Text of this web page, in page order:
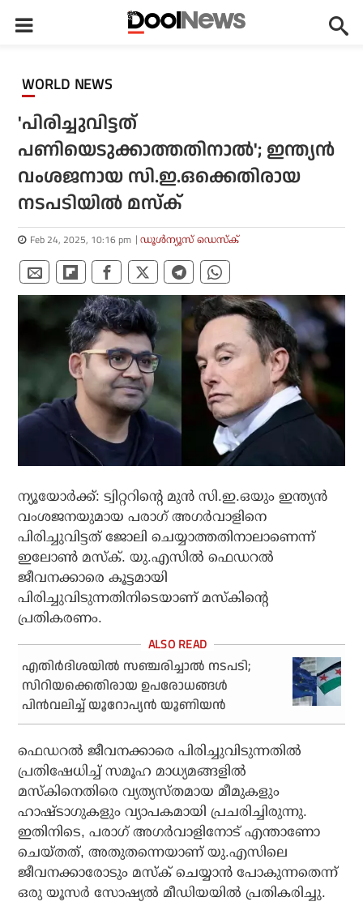
WORLD NEWS
'പിരിച്ചുവിട്ടത്
പണിയെടുക്കാത്തതിനാല്‍'; ഇന്ത്യന്‍
വംശജനായ സി.ഇ.ഒക്കെതിരായ
നടപടിയില്‍ മസ്‌ക്
Feb 24, 2025, 10:16 pm ഡൂള്‍ന്യൂസ് ഡെസ്‌ക്
ന്യൂയോര്‍ക്ക്: ട്വിറ്ററിന്റെ മുന്‍ സി.ഇ.ഒയും ഇന്ത്യന്‍
വംശജനയുമായ പരാഗ് അഗര്‍വാളിനെ
പിരിച്ചുവിട്ടത് ജോലി ചെയ്യാത്തതിനാലാണെന്ന്
ഇലോണ്‍ മസ്‌ക്. യു.എസില്‍ ഫെഡറല്‍
ജീവനക്കാരെ കൂട്ടമായി
പിരിച്ചുവിടുന്നതിനിടെയാണ് മസ്‌കിന്റെ
പ്രതികരണം.
എതിര്‍ദിശയില്‍ സഞ്ചരിച്ചാല്‍ നടപടി;
സിറിയക്കെതിരായ ഉപരോധങ്ങള്‍
പിന്‍വലിച്ച് യൂറോപ്യന്‍ യൂണിയന്‍
ഫെഡറല്‍ ജീവനക്കാരെ പിരിച്ചുവിടുന്നതില്‍
പ്രതിഷേധിച്ച് സമൂഹ മാധ്യമങ്ങളില്‍
മസ്‌കിനെതിരെ വ്യത്യസ്തമായ മീമുകളും
ഹാഷ്ടാഗുകളും വ്യാപകമായി പ്രചരിച്ചിരുന്നു.
ഇതിനിടെ, പരാഗ് അഗര്‍വാളിനോട് എന്താണോ
ചെയ്തത്, അതുതന്നെയാണ് യു.എസിലെ
ജീവനക്കാരോടും മസ്‌ക് ചെയ്യാന്‍ പോകുന്നതെന്ന്
ഒരു യൂസര്‍ സോഷ്യല്‍ മീഡിയയില്‍ പ്രതികരിച്ചു.